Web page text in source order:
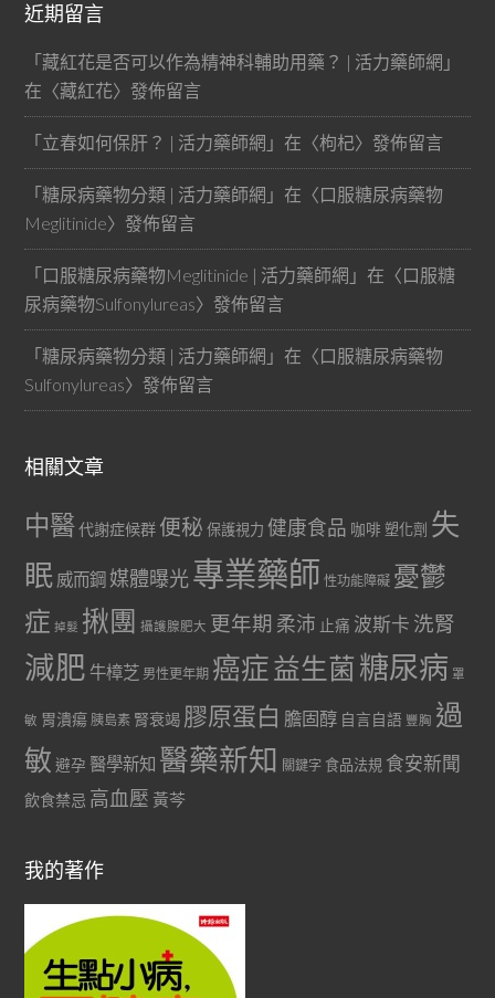
近期留言
「藏紅花是否可以作為精神科輔助用藥？ | 活力藥師網 」
在〈藏紅花〉發佈留言
「立春如何保肝？ | 活力藥師網 」在〈枸杞〉發佈留言
「糖尿病藥物分類 | 活力藥師網 」在〈口服糖尿病藥物
Meglitinide〉發佈留言
「口服糖尿病藥物Meglitinide | 活力藥師網 」在〈口服糖
尿病藥物Sulfonylureas〉發佈留言
「糖尿病藥物分類 | 活力藥師網 」在〈口服糖尿病藥物
Sulfonylureas〉發佈留言
相關文章
中醫代謝症候群 便秘 保護視力 健康食品 咖啡 塑化劑 失
眠 威而鋼 媒體曝光專業藥師 性功能障礙 憂鬱
症 掉髮 揪團 攝護腺肥大 更年期 柔沛 止痛 波斯卡 洗腎
減肥 牛樟芝 男性更年期 癌症益生菌 糖尿病 罩
敏 胃潰瘍 胰島素 腎衰竭 膠原蛋白 膽固醇 自言自語 豐胸 過
敏 避孕 醫學新知 醫藥新知 關鍵字 食品法規 食安新聞
飲食禁忌 高血壓 黃芩
我的著作